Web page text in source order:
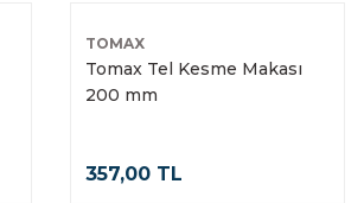
TOMAX
Tomax Tel Kesme Makası
200 mm
357,00 TL